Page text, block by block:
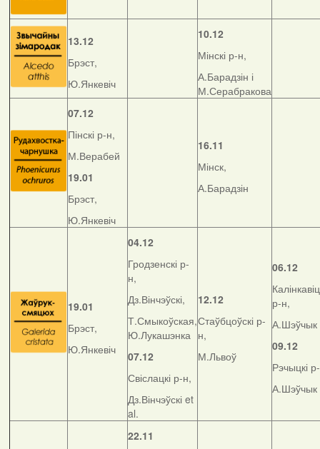
13.12
Брэст,
Ю.Янкевіч
10.12
Мінскі р-н,
А.Барадзін і
М.Серабракова
07.12
Пінскі р-н,
М.Верабей
19.01
Брэст,
Ю.Янкевіч
16.11
Мінск,
А.Барадзін
19.01
Брэст,
Ю.Янкевіч
04.12
Гродзенскі р-
н,
Дз.Вінчэўскі,
Т.Смыкоўская,
Ю.Лукашэнка
07.12
Свіслацкі р-н,
Дз.Вінчэўскі et
al.
12.12
Стаўбцоўскі р-
н,
М.Львоў
06.12
р-н,
А.Шэўчык
09.12
Рэчыцкі
А.Шэўчык
22.11